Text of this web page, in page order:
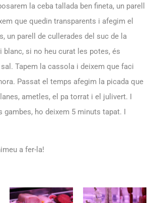
la ceba tallada ben fineta, un parell
que quedin transparents i afegim el
un parell de cullerades del suc de la
si no heu curat les potes, és
Tapem la cassola i deixem que faci
Passat el temps afegim la picada que
ametles, el pa torrat i el julivert. I
gambes, ho deixem 5 minuts tapat. I
a fer-la!